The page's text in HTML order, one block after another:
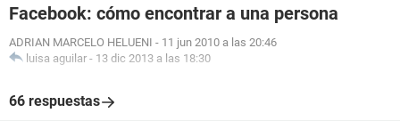
Facebook: cómo encontrar a una persona
ADRIAN MARCELO HELUENI - 11 jun 2010 a las 20:46
luisa aguilar - 13 dic 2013 a las 18:30
66 respuestas